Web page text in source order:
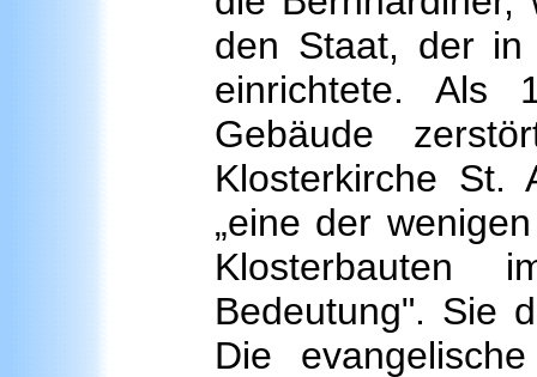
den Staat, der in
einrichtete. Als
Gebäude
Klosterkirche St.
„eine der
Klosterbauten
Bedeutung". Sie
Die